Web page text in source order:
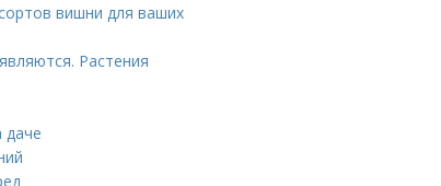
вишни для ваших
Растения
даче